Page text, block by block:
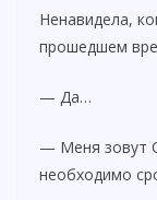
Ненавидела,
прошедшем
— Да…
— Меня зовут
необходимо